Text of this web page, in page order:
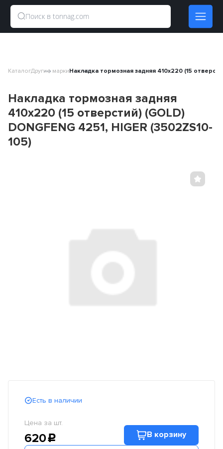
КаталогДругие маркиНакладка тормозная задняя 410x220 (15
Накладка тормозная задняя
410x220 (15 отверстий) (GOLD)
DONGFENG 4251, HIGER (3502ZS10-
105)
Есть в наличии
Цена за шт.
620c В корзину